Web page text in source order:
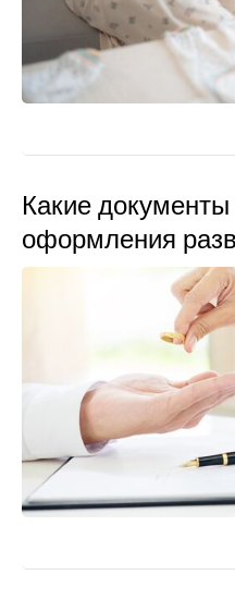
Какие
оформления